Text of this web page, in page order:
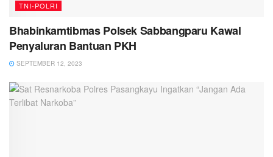
TNI-POLRI
Bhabinkamtibmas Polsek Sabbangparu Kawal
Penyaluran Bantuan PKH
SEPTEMBER 12, 2023